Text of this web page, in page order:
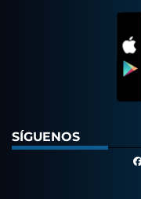
SÍGUENOS